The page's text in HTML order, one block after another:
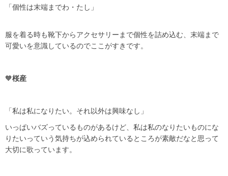
「個性は末端までわ・たし」
服を着る時も靴下からアクセサリーまで個性を詰め込む、末端まで
可愛いを意識しているのでここがすきです。
🧡桜産
「私は私になりたい。それ以外は興味なし」
いっぱいバズっているものがあるけど、私は私のなりたいものにな
りたいっていう気持ちが込められているところが素敵だなと思って
大切に歌っています。